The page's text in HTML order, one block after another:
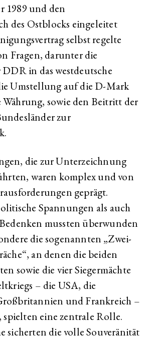
1989 und den
des Ostblocks eingeleitet
selbst regelte
Fragen, darunter die
in das westdeutsche
Umstellung auf die D-Mark
Währung, sowie den Beitritt der
zur
die zur Unterzeichnung
waren komplex und von
geprägt.
Spannungen als auch
mussten überwunden
die sogenannten „Zwei-
an denen die beiden
sowie die vier Siegermächte
– die USA, die
und Frankreich –
eine zentrale Rolle.
sicherten die volle Souveränität